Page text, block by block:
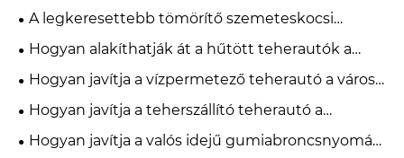
keresi? Az Isuzu járműre szerelt daru
mentőjárművét közvetlenül szállítják a
tengerentúlon
A legkeresettebb tömörítő szemeteskocsi
nagykereskedelmi vásárlók számára
Hogyan alakíthatják át a hűtött teherautók a
hideglánc logisztikáját?
Hogyan javítja a vízpermetező teherautó a városi
vízgazdálkodást?
Hogyan javítja a teherszállító teherautó a
hatékony teherszállítást?
Hogyan javítja a valós idejű gumiabroncsnyomás-